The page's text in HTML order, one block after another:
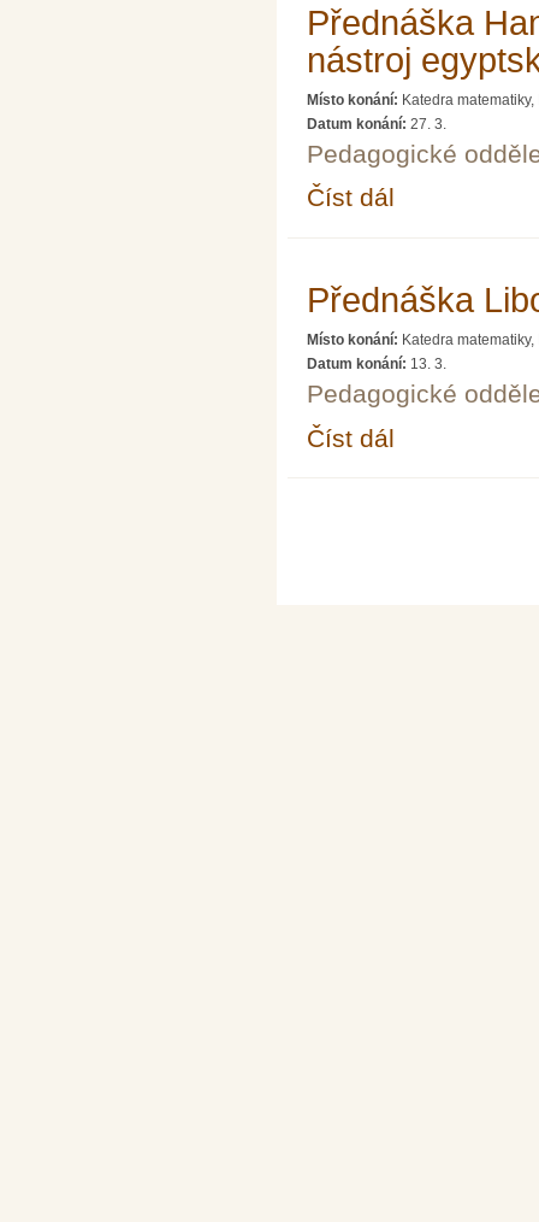
Přednáška
nástroj
Místo konání: Katedra
Datum konání: 27. 3.
Pedagogické
Číst dál
Přednáška
Místo konání: Katedra
Datum konání: 13. 3.
Pedagogické
Číst dál